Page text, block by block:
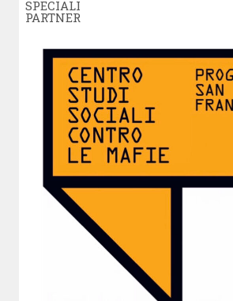
SPECIALI
PARTNER